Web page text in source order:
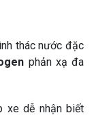
thác nước đặc
phản xạ đa
xe dễ nhận biết